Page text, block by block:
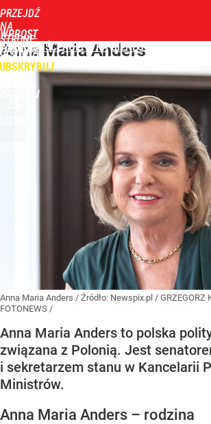
PRZEJDŹ
NA
STRONĘ
GŁÓWNĄ
WPROST
WIADOMOŚCI POLITYKA BIZNES
ZALOGUJ
Anna Maria Anders
Anna Maria Anders / Źródło: Newspix.pl / GRZEGORZ
FOTONEWS /
Anna Maria Anders to polska
związana z Polonią. Jest
i sekretarzem stanu w Kancelarii
Ministrów.
Anna Maria Anders – rodzina